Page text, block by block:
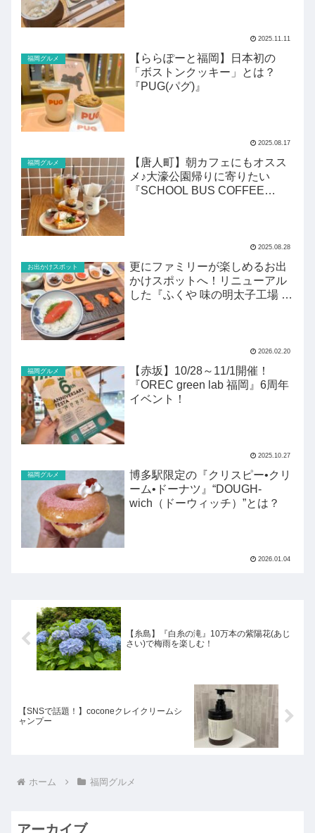
2025.11.11
福岡グルメ
【ららぽーと福岡】日本初の
「ボストンクッキー」とは？
『PUG(パグ)』
2025.08.17
福岡グルメ
【唐人町】朝カフェにもオスス
メ♪大濠公園帰りに寄りたい
『SCHOOL BUS COFFEE
2025.08.28
お出かけスポット
更にファミリーが楽しめるお出
かけスポットへ！リニューアル
した『ふくや 味の明太子工場 ハ
2026.02.20
福岡グルメ
【赤坂】10/28～11/1開催！
『OREC green lab 福岡』6周年
イベント！
2025.10.27
福岡グルメ
博多駅限定の『クリスピー•クリ
ーム•ドーナツ』“DOUGH-
wich（ドーウィッチ）”とは？
2026.01.04
【糸島】『白糸の滝』10万本の紫陽花(あじ
さい)で梅雨を楽しむ！
【SNSで話題！】coconeクレイクリームシ
ャンプー
ホーム 福岡グルメ
アーカイブ